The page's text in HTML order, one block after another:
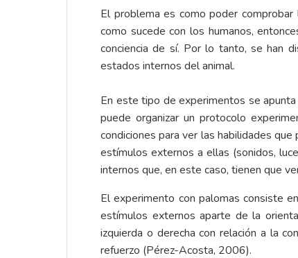
El problema es como poder
como sucede con los humanos,
conciencia de sí. Por lo tanto, se han
estados internos del animal.
En este tipo de experimentos se
puede organizar un protocolo
condiciones para ver las habilidades
estímulos externos a ellas (sonidos,
internos que, en este caso, tienen que
El experimento con palomas consiste
estímulos externos aparte de la
izquierda o derecha con relación a la
refuerzo (Pérez-Acosta, 2006).